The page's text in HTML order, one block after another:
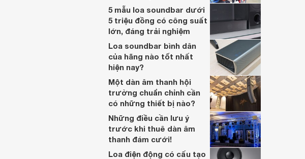
5 mẫu loa soundbar dưới
5 triệu đồng có công suất
lớn, đáng trải nghiệm
Loa soundbar bình dân
của hãng nào tốt nhất
hiện nay?
Một dàn âm thanh hội
trường chuẩn chỉnh cần
có những thiết bị nào?
Những điều cần lưu ý
trước khi thuê dàn âm
thanh đám cưới!
Loa điện động có cấu tạo